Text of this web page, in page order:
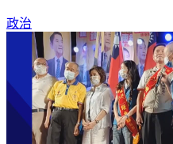
政治